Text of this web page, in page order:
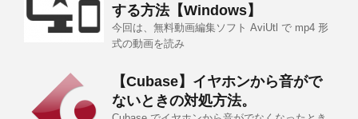
する方法【Windows】
今回は、無料動画編集ソフト AviUtl で mp4 形
式の動画を読み
【Cubase】イヤホンから音がで
ないときの対処方法。